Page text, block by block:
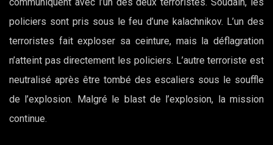
communiquent avec l’un des deux terroristes. Soudain, les
policiers sont pris sous le feu d’une kalachnikov. L’un des
terroristes fait exploser sa ceinture, mais la déflagration
n’atteint pas directement les policiers. L’autre terroriste est
neutralisé après être tombé des escaliers sous le souffle
de l’explosion. Malgré le blast de l’explosion, la mission
continue.